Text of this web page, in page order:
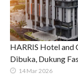
HARRIS Hotel and
Dibuka, Dukung
14 Mar 2026